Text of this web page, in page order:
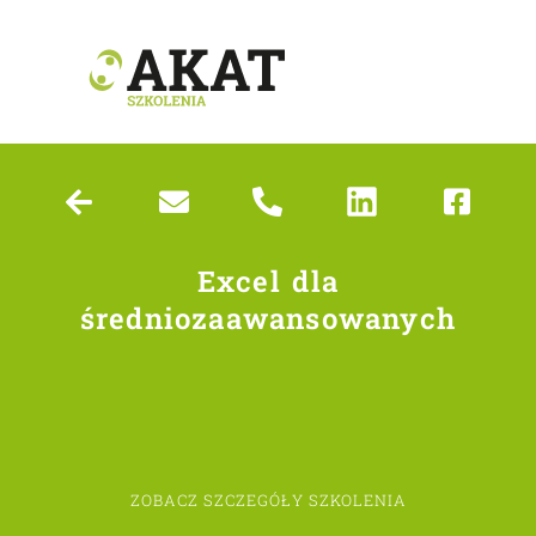
Excel dla
średniozaawansowanych
ZOBACZ SZCZEGÓŁY SZKOLENIA